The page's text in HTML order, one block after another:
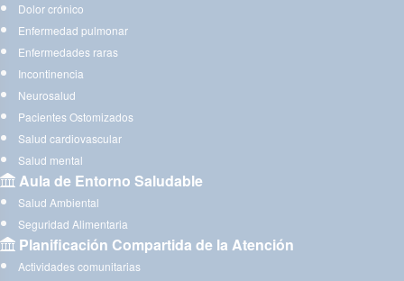
Dolor crónico
Enfermedad pulmonar
Enfermedades raras
Incontinencia
Neurosalud
Pacientes Ostomizados
Salud cardiovascular
Salud mental
Aula de Entorno Saludable
Salud Ambiental
Seguridad Alimentaria
Planificación Compartida de la Atención
Actividades comunitarias